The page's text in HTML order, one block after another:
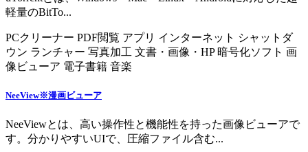
軽量のBitTo...
PCクリーナー PDF閲覧 アプリ インターネット シャットダ
ウン ランチャー 写真加工 文書・画像・HP 暗号化ソフト 画
像ビューア 電子書籍 音楽
NeeView※漫画ビューア
NeeViewとは、高い操作性と機能性を持った画像ビューアで
す。分かりやすいUIで、圧縮ファイル含む...